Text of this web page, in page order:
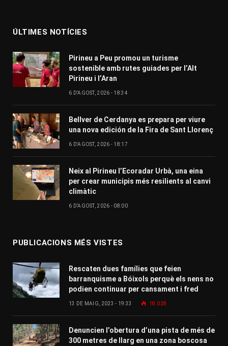
ÚLTIMES NOTÍCIES
Pirineu a Peu promou un turisme
sostenible amb rutes guiades per l’Alt
Pirineu i l’Aran
6 D'AGOST, 2026 - 18:34
Bellver de Cerdanya es prepara per viure
una nova edición de la Fira de Sant Llorenç
6 D'AGOST, 2026 - 18:17
Neix al Pirineu l’Ecoradar Urbà, una eina
per crear municipis més resilients al canvi
climàtic
6 D'AGOST, 2026 - 08:00
PUBLICACIONS MÉS VISTES
Rescaten dues famílies que feien
barranquisme a Bóixols perquè els nens no
podien continuar per cansament i fred
13 DE MAIG, 2023 - 19:33 18.028
Denuncien l’obertura d’una pista de més de
300 metres de llarg en una zona boscosa